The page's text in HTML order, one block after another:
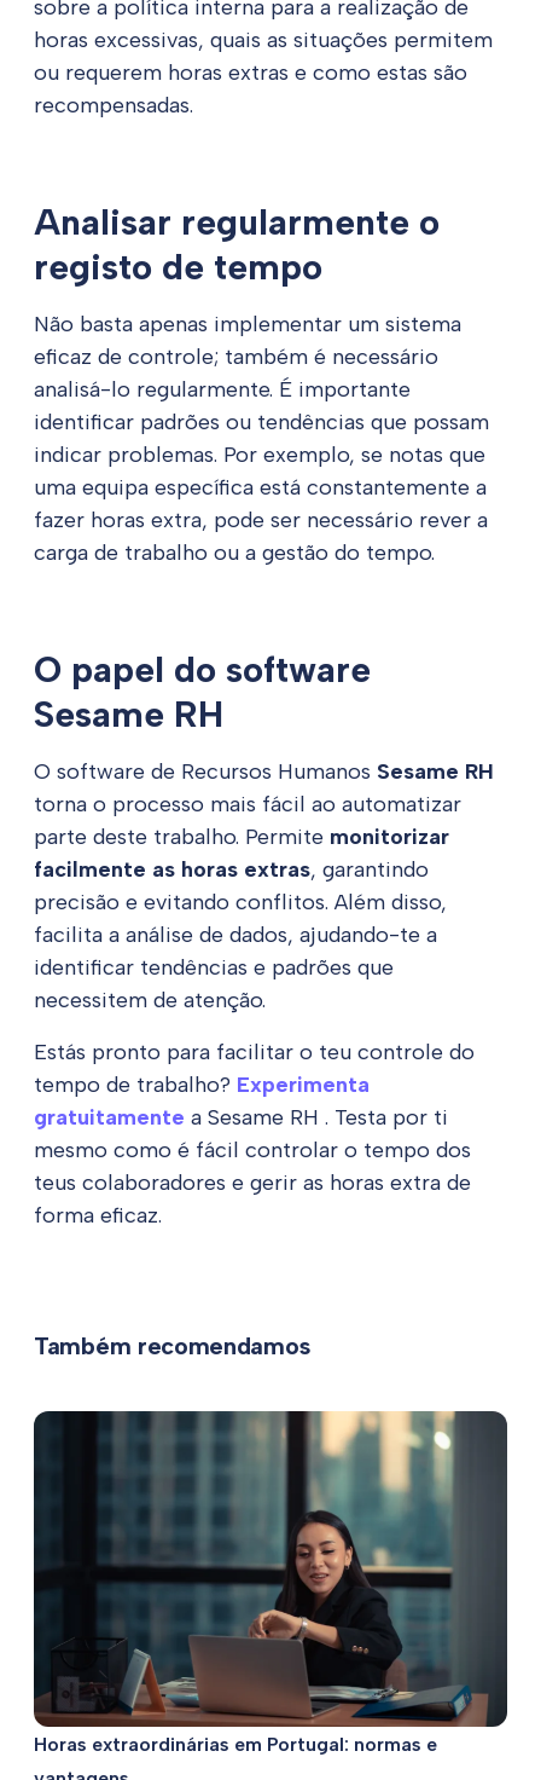
sobre a política interna para a realização de
horas excessivas, quais as situações permitem
ou requerem horas extras e como estas são
recompensadas.
Analisar regularmente o
registo de tempo
Não basta apenas implementar um sistema
eficaz de controle; também é necessário
analisá-lo regularmente. É importante
identificar padrões ou tendências que possam
indicar problemas. Por exemplo, se notas que
uma equipa específica está constantemente a
fazer horas extra, pode ser necessário rever a
carga de trabalho ou a gestão do tempo.
O papel do software
Sesame RH
O software de Recursos Humanos Sesame RH
torna o processo mais fácil ao automatizar
parte deste trabalho. Permite monitorizar
facilmente as horas extras, garantindo
precisão e evitando conflitos. Além disso,
facilita a análise de dados, ajudando-te a
identificar tendências e padrões que
necessitem de atenção.
Estás pronto para facilitar o teu controle do
tempo de trabalho? Experimenta
gratuitamente a Sesame RH . Testa por ti
mesmo como é fácil controlar o tempo dos
teus colaboradores e gerir as horas extra de
forma eficaz.
Também recomendamos
Horas extraordinárias em Portugal: normas e